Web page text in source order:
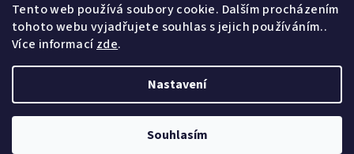
Tento web používá soubory cookie. Dalším procházením
tohoto webu vyjadřujete souhlas s jejich používáním..
Více informacízde.
Nastavení
Souhlasím